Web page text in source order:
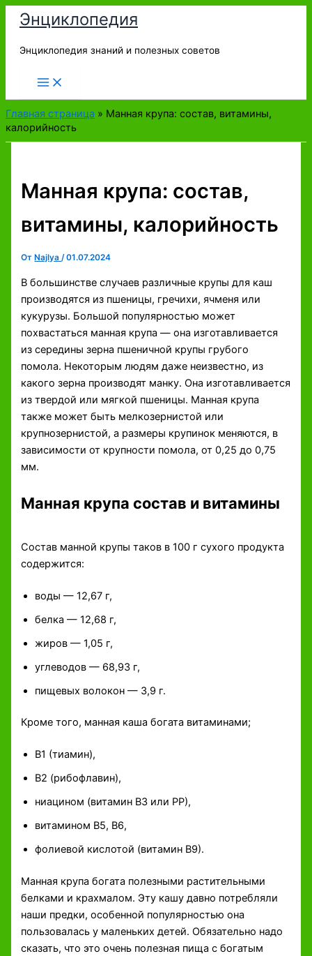
Перейти
содержимому
Энциклопедия
Энциклопедия знаний и полезных советов
Главная страница » Манная крупа: состав, витамины,
калорийность
Манная крупа: состав,
витамины, калорийность
От Najlya/01.07.2024
В большинстве случаев различные крупы для каш
производятся из пшеницы, гречихи, ячменя или
кукурузы. Большой популярностью может
похвастаться манная крупа — она изготавливается
из середины зерна пшеничной крупы грубого
помола. Некоторым людям даже неизвестно, из
какого зерна производят манку. Она изготавливается
из твердой или мягкой пшеницы. Манная крупа
также может быть мелкозернистой или
крупнозернистой, а размеры крупинок меняются, в
зависимости от крупности помола, от 0,25 до 0,75
мм.
Манная крупа состав и витамины
Состав манной крупы таков в 100 г сухого продукта
содержится:
воды — 12,67 г,
белка — 12,68 г,
жиров — 1,05 г,
углеводов — 68,93 г,
пищевых волокон — 3,9 г.
Кроме того, манная каша богата витаминами;
B1 (тиамин),
В2 (рибофлавин),
ниацином (витамин В3 или РР),
витамином В5, В6,
фолиевой кислотой (витамин В9).
Манная крупа богата полезными растительными
белками и крахмалом. Эту кашу давно потребляли
наши предки, особенной популярностью она
пользовалась у маленьких детей. Обязательно надо
сказать, что это очень полезная пища с богатым